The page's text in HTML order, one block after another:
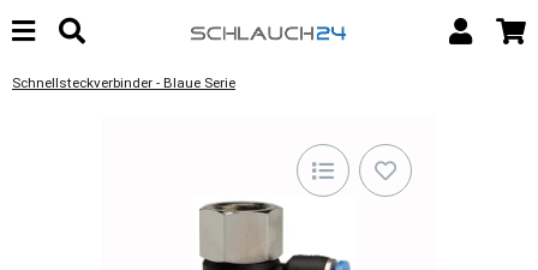
Schnellsteckverbinder - Blaue Serie